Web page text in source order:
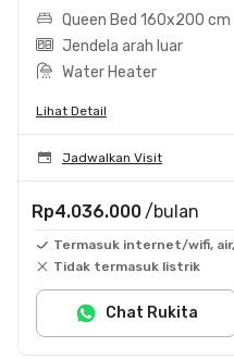
Queen Bed 160x200 cm
Jendela arah luar
Water Heater
Lihat Detail
Jadwalkan Visit
Rp4.036.000 /bulan
Termasuk internet/wifi,
Tidak termasuk listrik
Chat Rukita